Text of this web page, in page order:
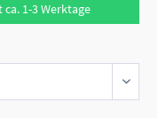
1-3 Werktage